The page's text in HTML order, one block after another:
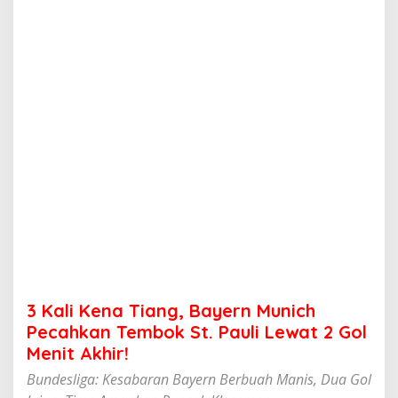
c
a
h
a
n
3 Kali Kena Tiang, Bayern Munich
Pecahkan Tembok St. Pauli Lewat 2 Gol
Menit Akhir!
Bundesliga: Kesabaran Bayern Berbuah Manis, Dua Gol